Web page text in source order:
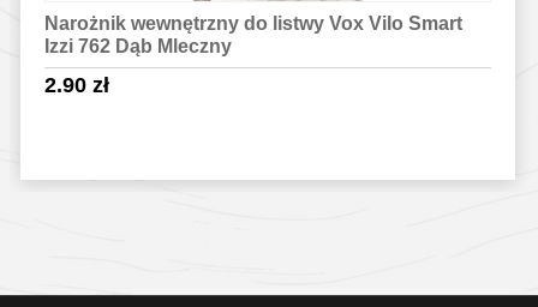
Narożnik wewnętrzny do listwy Vox Vilo Smart
Izzi 762 Dąb Mleczny
2.90 zł